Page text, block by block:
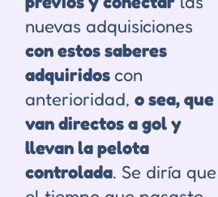
nuevas adquisiciones
con estos saberes
adquiridos con
anterioridad, o sea, que
van directos a gol y
llevan la pelota
controlada. Se diría que